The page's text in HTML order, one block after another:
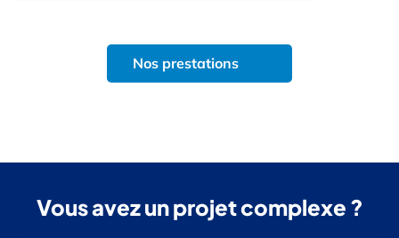
Nos prestations
Vous avez un projet complexe ?